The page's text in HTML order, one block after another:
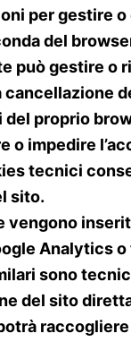
per gestire
del
può gestire
cancellazione
del proprio
o impedire
tecnici
sito.
vengono
Analytics
sono
del sito